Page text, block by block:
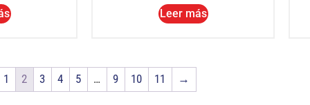
Leer más
1 2 3 4 5 … 9 10 11 →